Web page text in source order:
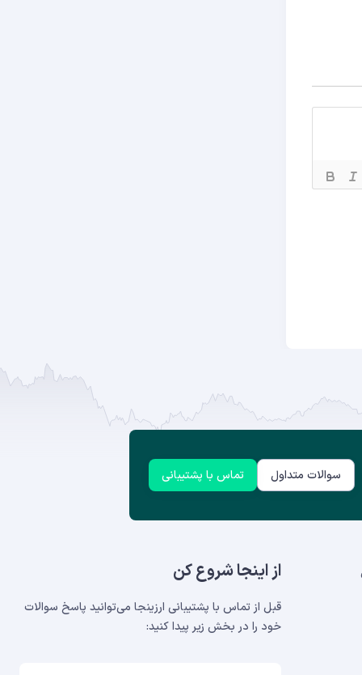
سوالات متداول تماس با پشتیبانی
از اینجا شروع کن
قبل از تماس با پشتیبانی ارزینجا می‌توانید پاسخ سوالات
خود را در بخش‌ زیر پیدا کنید: